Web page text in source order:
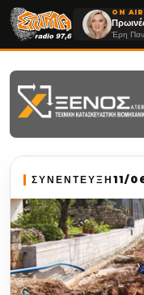
ON AIR
Έρη
ΣΥΝΕΝΤΕΥΞΗ 11/